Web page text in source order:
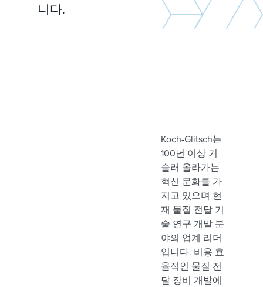
니다.
Koch-Glitsch는
100년 이상 거
슬러 올라가는
혁신 문화를 가
지고 있으며 현
재 물질 전달 기
술 연구 개발 분
야의 업계 리더
입니다. 비용 효
율적인 물질 전
달 장비 개발에